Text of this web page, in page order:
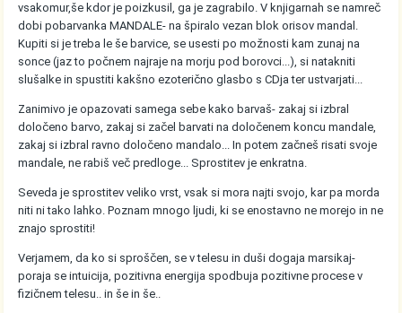
vsakomur,še kdor je poizkusil, ga je zagrabilo. V knjigarnah se namreč
dobi pobarvanka MANDALE- na špiralo vezan blok orisov mandal.
Kupiti si je treba le še barvice, se usesti po možnosti kam zunaj na
sonce (jaz to počnem najraje na morju pod borovci...), si natakniti
slušalke in spustiti kakšno ezoterično glasbo s CDja ter ustvarjati...
Zanimivo je opazovati samega sebe kako barvaš- zakaj si izbral
določeno barvo, zakaj si začel barvati na določenem koncu mandale,
zakaj si izbral ravno določeno mandalo... In potem začneš risati svoje
mandale, ne rabiš več predloge... Sprostitev je enkratna.
Seveda je sprostitev veliko vrst, vsak si mora najti svojo, kar pa morda
niti ni tako lahko. Poznam mnogo ljudi, ki se enostavno ne morejo in ne
znajo sprostiti!
Verjamem, da ko si sproščen, se v telesu in duši dogaja marsikaj-
poraja se intuicija, pozitivna energija spodbuja pozitivne procese v
fizičnem telesu.. in še in še..